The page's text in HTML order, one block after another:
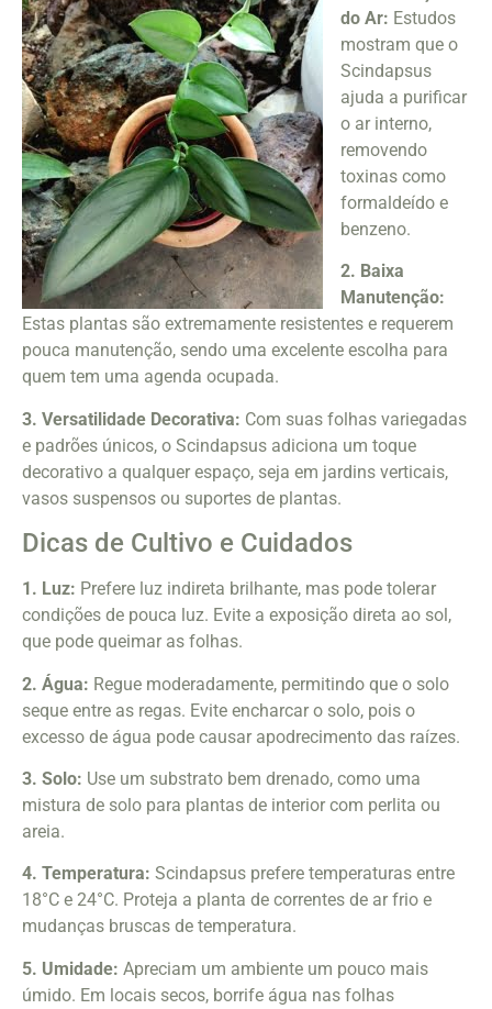
do Ar: Estudos
mostram que o
Scindapsus
ajuda a purificar
o ar interno,
removendo
toxinas como
formaldeído e
benzeno.
2. Baixa
Manutenção:
Estas plantas são extremamente resistentes e requerem
pouca manutenção, sendo uma excelente escolha para
quem tem uma agenda ocupada.
3. Versatilidade Decorativa: Com suas folhas variegadas
e padrões únicos, o Scindapsus adiciona um toque
decorativo a qualquer espaço, seja em jardins verticais,
vasos suspensos ou suportes de plantas.
Dicas de Cultivo e Cuidados
1. Luz: Prefere luz indireta brilhante, mas pode tolerar
condições de pouca luz. Evite a exposição direta ao sol,
que pode queimar as folhas.
2. Água: Regue moderadamente, permitindo que o solo
seque entre as regas. Evite encharcar o solo, pois o
excesso de água pode causar apodrecimento das raízes.
3. Solo: Use um substrato bem drenado, como uma
mistura de solo para plantas de interior com perlita ou
areia.
4. Temperatura: Scindapsus prefere temperaturas entre
18°C e 24°C. Proteja a planta de correntes de ar frio e
mudanças bruscas de temperatura.
5. Umidade: Apreciam um ambiente um pouco mais
úmido. Em locais secos, borrife água nas folhas